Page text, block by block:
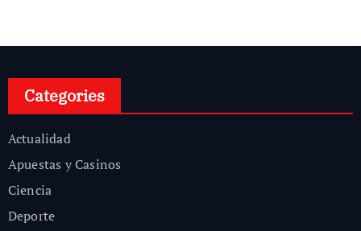
Categories
Actualidad
Apuestas y Casinos
Ciencia
Deporte